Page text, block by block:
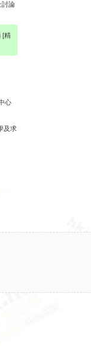
討論
[精
心
及求